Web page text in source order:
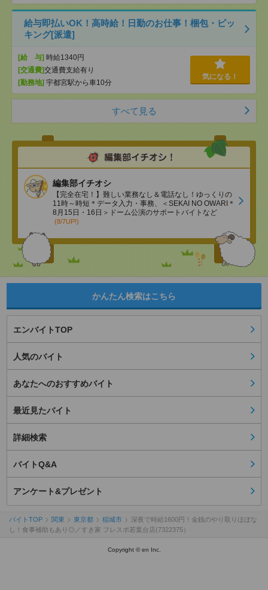
給与即払いOK！高時給！日勤のお仕事！梱包・ピッ
キング[派遣]
[給 与] 時給1340円
[交通費]交通費支給有り
[勤務地] 宇都宮駅から車10分
気になる！
すべて見る
編集部イチオシ
【完全在宅！】難しい業務なし＆電話なし！ゆっくりの
11時～時短＊データ入力・事務、＜SEKAI NO OWARI＊
8月15日・16日＞ドーム公演のサポートバイトなど
(8/7UP!)
かんたん検索はこちら
エンバイトTOP
人気のバイト
あなたへのおすすめバイト
最近見たバイト
詳細検索
バイトQ&A
アンケート&プレゼント
バイトTOP 関東 東京都 稲城市
深夜で時給1600円！金銭のやり取りほぼな
し！食事補助もあり◎／すき家 フレスポ若葉台店(7322375）
Copyright © en Inc.